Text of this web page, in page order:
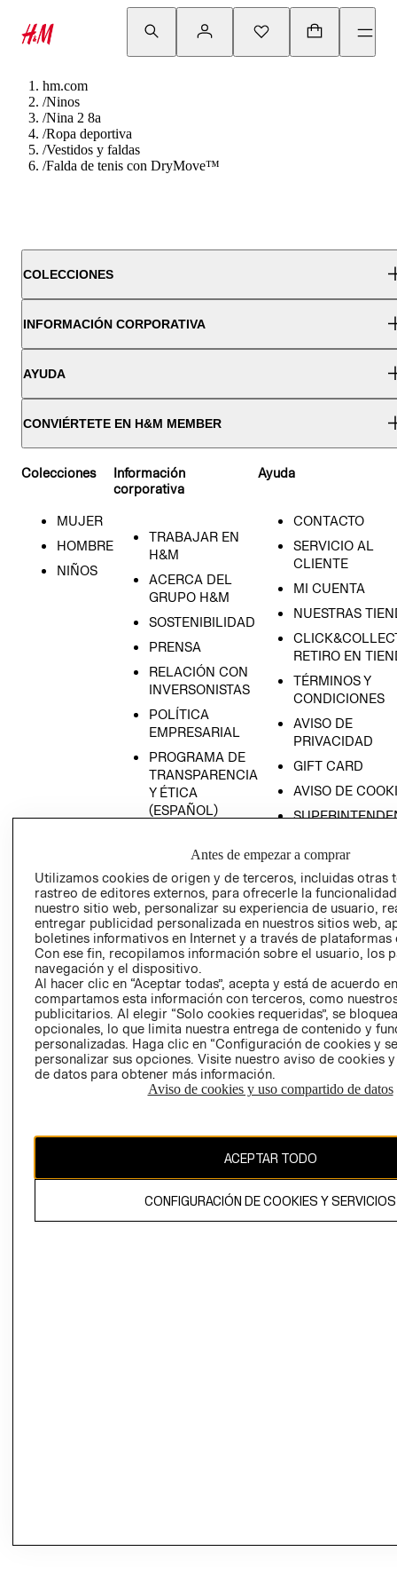
hm.com
/Ninos
/Nina 2 8a
/Ropa deportiva
/Vestidos y faldas
/Falda de tenis con DryMove™
COLECCIONES
INFORMACIÓN CORPORATIVA
AYUDA
CONVIÉRTETE EN H&M MEMBER
Colecciones
MUJER
HOMBRE
NIÑOS
Información
corporativa
TRABAJAR EN
H&M
ACERCA DEL
GRUPO H&M
SOSTENIBILIDAD
PRENSA
RELACIÓN CON
INVERSONISTAS
POLÍTICA
EMPRESARIAL
PROGRAMA DE
TRANSPARENCIA
Y ÉTICA
(ESPAÑOL)
TRANSPARENCIA
Y ÉTICA (INGLÉS)
Ayuda
CONTACTO
SERVICIO AL
CLIENTE
MI CUENTA
NUESTRAS
RETIRO EN
TÉRMINOS Y
CONDICIONES
AVISO DE
PRIVACIDAD
GIFT CARD
AVISO DE
COMERCIO - SIC
PETICIONES
QUEJAS Y
RECLAMOS
Colombia ($)
CAMBIAR REGIÓN
propiedad de H&M Hennes & Mauritz AB.
Antes de empezar a comprar
Utilizamos cookies de origen y de terceros, incluidas otras
rastreo de editores externos, para ofrecerle la
nuestro sitio web, personalizar su experiencia de usuario,
entregar publicidad personalizada en nuestros sitios web,
boletines informativos en Internet y a través de plataformas
Con ese fin, recopilamos información sobre el usuario, los
navegación y el dispositivo.
Al hacer clic en “Aceptar todas”, acepta y está de acuerdo
compartamos esta información con terceros, como
publicitarios. Al elegir “Solo cookies requeridas”, se
opcionales, lo que limita nuestra entrega de contenido y
personalizadas. Haga clic en “Configuración de cookies y
personalizar sus opciones. Visite nuestro aviso de cookies
de datos para obtener más información.
Aviso de cookies y uso compartido de datos
ACEPTAR TODO
CONFIGURACIÓN DE COOKIES Y SERVICIOS